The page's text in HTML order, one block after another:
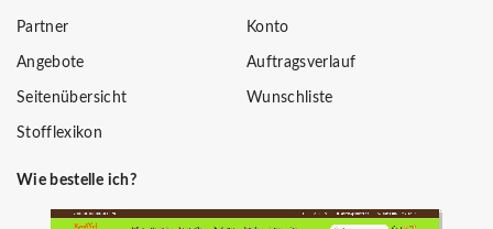
Partner
Angebote
Seitenübersicht
Stofflexikon
Konto
Auftragsverlauf
Wunschliste
Wie bestelle ich?